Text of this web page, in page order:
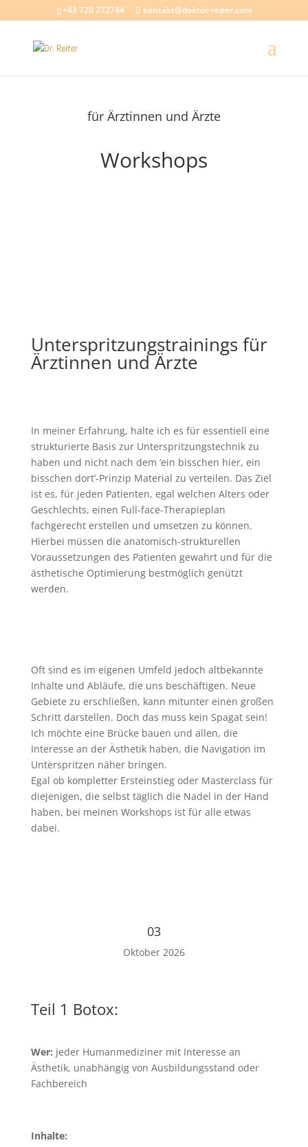
+43 720 272744 kontakt@doktor-reiter.com
für Ärztinnen und Ärzte
Workshops
Unterspritzungstrainings für
Ärztinnen und Ärzte
In meiner Erfahrung, halte ich es für essentiell eine
strukturierte Basis zur Unterspritzungstechnik zu
haben und nicht nach dem ‘ein bisschen hier, ein
bisschen dort’-Prinzip Material zu verteilen. Das Ziel
ist es, für jeden Patienten, egal welchen Alters oder
Geschlechts, einen Full-face-Therapieplan
fachgerecht erstellen und umsetzen zu können.
Hierbei müssen die anatomisch-strukturellen
Voraussetzungen des Patienten gewahrt und für die
ästhetische Optimierung bestmöglich genützt
werden.
Oft sind es im eigenen Umfeld jedoch altbekannte
Inhalte und Abläufe, die uns beschäftigen. Neue
Gebiete zu erschließen, kann mitunter einen großen
Schritt darstellen. Doch das muss kein Spagat sein!
Ich möchte eine Brücke bauen und allen, die
Interesse an der Ästhetik haben, die Navigation im
Unterspritzen näher bringen.
Egal ob kompletter Ersteinstieg oder Masterclass für
diejenigen, die selbst täglich die Nadel in der Hand
haben, bei meinen Workshops ist für alle etwas
dabei.
03
Oktober 2026
Teil 1 Botox:
Wer: jeder Humanmediziner mit Interesse an
Ästhetik, unabhängig von Ausbildungsstand oder
Fachbereich
Inhalte: